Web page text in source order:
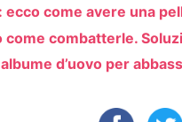
ecco come avere una
come combatterle.
d’uovo per